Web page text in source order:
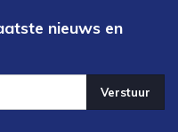
nieuws en
Verstuur